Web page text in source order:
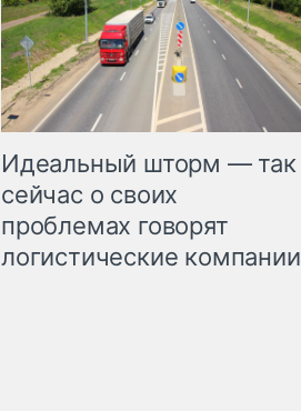
Идеальный шторм — так
сейчас о своих
проблемах говорят
логистические компании